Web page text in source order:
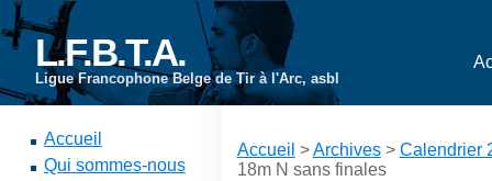
L.F.B.T.A.
Ligue Francophone Belge de Tir à l'Arc, asbl
Accueil
Qui sommes-nous
Accueil >Archives> Calendrier
18m N sans finales